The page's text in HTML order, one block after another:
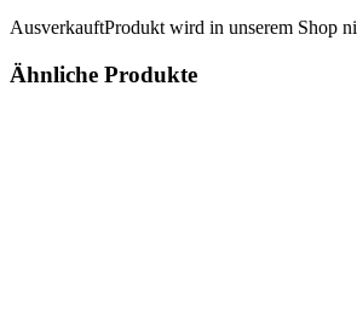
AusverkauftProdukt wird in unserem Shop
Ähnliche Produkte